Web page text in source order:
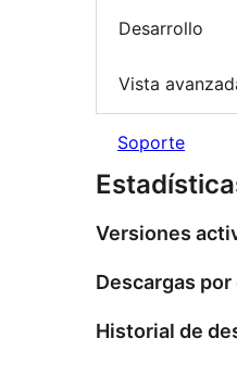
Desarrollo
Vista
Soporte
Versiones
Descargas por
Historial de